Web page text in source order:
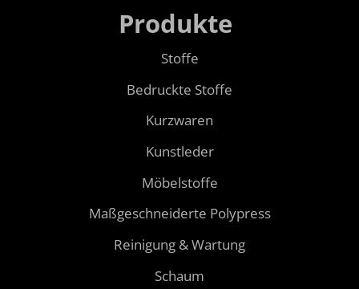
Produkte
Stoffe
Bedruckte Stoffe
Kurzwaren
Kunstleder
Möbelstoffe
Maßgeschneiderte Polypress
Reinigung & Wartung
Schaum